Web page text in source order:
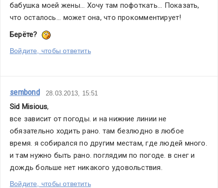
бабушка моей жены... Хочу там пофоткать... Показать,
что осталось... может она, что прокомментирует!
Берёте?
Войдите, чтобы ответить
sembond 28.03.2013, 15:51
Sid Misious,
все зависит от погоды. и на нижние линии не
обязательно ходить рано. там безлюдно в любое
время. я собирался по другим местам, где людей много.
и там нужно быть рано. поглядим по погоде. в снег и
дождь больше нет никакого удовольствия.
Войдите, чтобы ответить